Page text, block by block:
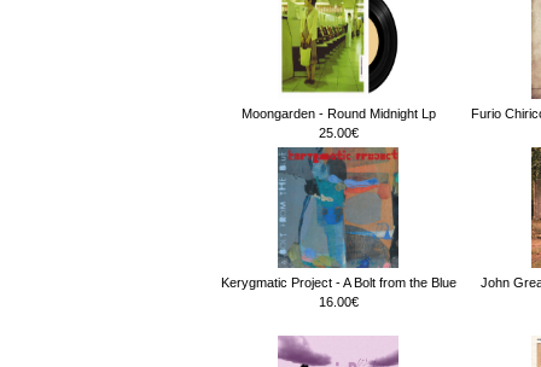
Moongarden - Round Midnight Lp
25.00€
Furio
Kerygmatic Project - A Bolt from the Blue
16.00€
John